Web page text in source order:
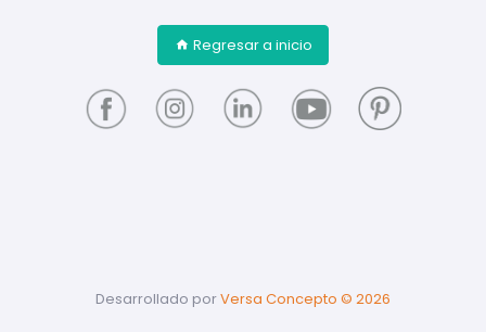
Regresar a inicio
Desarrollado porVersa Concepto © 2026